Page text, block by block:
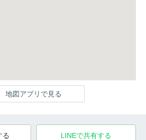
地図アプリで見る
る LINEで共有する